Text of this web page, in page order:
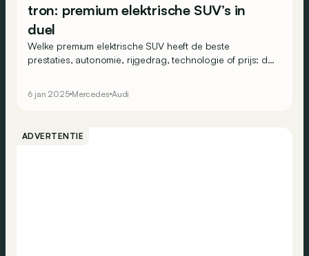
tron: premium elektrische SUV’s in
duel
Welke premium elektrische SUV heeft de beste
prestaties, autonomie, rijgedrag, technologie of prijs: de
6 jan 2025 Mercedes Audi
ADVERTENTIE